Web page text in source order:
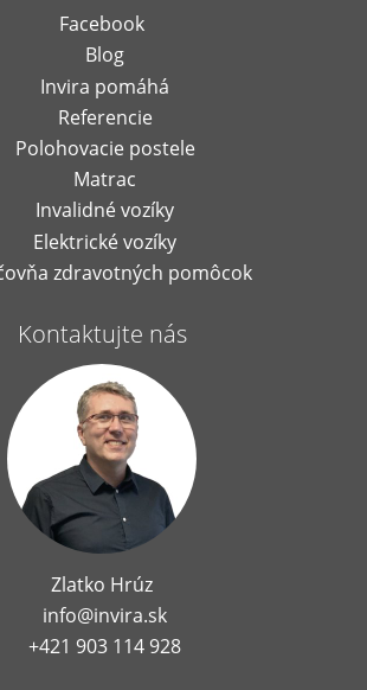
Facebook
Blog
Invira pomáhá
Referencie
Polohovacie postele
Matrac
Invalidné vozíky
Elektrické vozíky
zdravotných pomôcok
Kontaktujte nás
Zlatko Hrúz
info@invira.sk
+421 903 114 928